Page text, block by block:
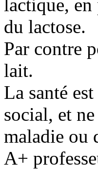
lactique,
du lactose.
Par contre
lait.
La santé
social, et
maladie ou
A+